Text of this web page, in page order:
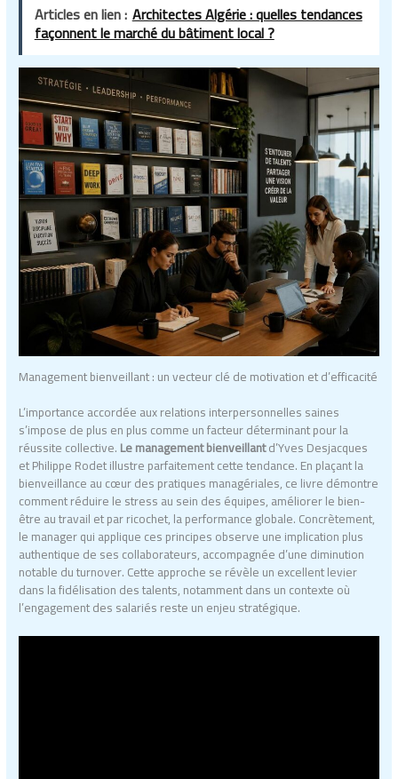
Articles en lien : Architectes Algérie : quelles tendances
façonnent le marché du bâtiment local ?
Management bienveillant : un vecteur clé de motivation et d’efficacité
L’importance accordée aux relations interpersonnelles saines
s’impose de plus en plus comme un facteur déterminant pour la
réussite collective.Le management bienveillantd’Yves Desjacques
et Philippe Rodet illustre parfaitement cette tendance. En plaçant la
bienveillance au cœur des pratiques managériales, ce livre démontre
comment réduire le stress au sein des équipes, améliorer le bien-
être au travail et par ricochet, la performance globale. Concrètement,
le manager qui applique ces principes observe une implication plus
authentique de ses collaborateurs, accompagnée d’une diminution
notable du turnover. Cette approche se révèle un excellent levier
dans la fidélisation des talents, notamment dans un contexte où
l’engagement des salariés reste un enjeu stratégique.